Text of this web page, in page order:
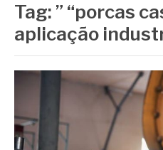
Tag: ” “porcas
aplicação